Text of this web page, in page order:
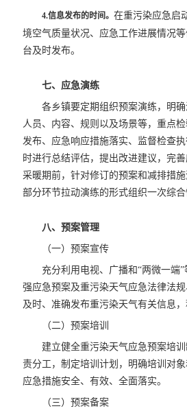
4.信息发布的时间。在重污染应急启
境空气质量状况、应急工作进展情况
台及时发布。
七、 应急演练
各乡镇要定期组织预案演练，明
人员、内容、规则以及场景等，重点
发布、应急响应措施落实、监督检查
时进行总结评估，提出改进建议，完
采暖期前，针对修订的预案和减排措
部分环节拉动演练的形式组织一次综合
八、预案管理
（一）预案宣传
充分利用电视、广播和“两微一端
强应急预案及重污染天气应急法律法规
及时、准确发布重污染天气有关信息，
（二）预案培训
建立健全重污染天气应急预案培
责分工，制定培训计划，明确培训对
应急措施安全、有效、全面落实。
（三）预案备案